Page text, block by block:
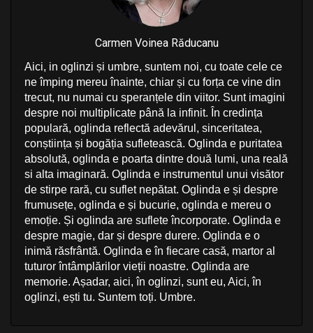
Carmen Voinea Răducanu
Aici, in oglinzi și umbre, suntem noi, cu toate cele ce
ne împing mereu înainte, chiar și cu forța ce vine din
trecut, nu numai cu speranțele din viitor. Sunt imagini
despre noi multiplicate până la infinit. În credința
populară, oglinda reflectă adevărul, sinceritatea,
conștiința și bogăția sufletească. Oglinda e puritatea
absolută, oglinda e poarta dintre două lumi, una reală
si alta imaginară. Oglinda e instrumentul unui visător
de stirpe rară, cu suflet nepătat. Oglinda e și despre
frumusețe, oglinda e și bucurie, oglinda e mereu o
emoție. Și oglinda are suflete încorporate. Oglinda e
despre magie, dar și despre durere. Oglinda e o
inimă răsfrântă. Oglinda e în fiecare casă, martor al
tuturor întâmplărilor vieții noastre. Oglinda are
memorie. Așadar, aici, în oglinzi, sunt eu, Aici, în
oglinzi, ești tu. Suntem toți. Umbre.